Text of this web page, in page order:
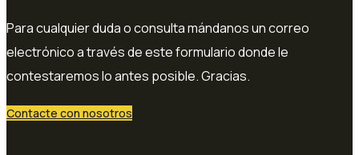
Para cualquier duda o consulta mándanos un correo
electrónico a través de este formulario donde le
contestaremos lo antes posible. Gracias.
Contacte con nosotros